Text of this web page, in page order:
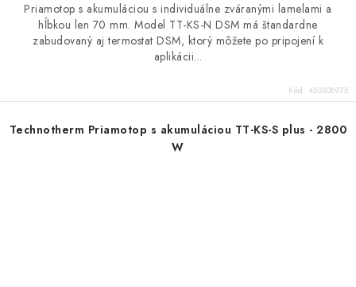
Priamotop s akumuláciou s individuálne zváranými lamelami a
hĺbkou len 70 mm. Model TT-KS-N DSM má štandardne
zabudovaný aj termostat DSM, ktorý môžete po pripojení k
aplikácii...
Kód: 450308975
Technotherm Priamotop s akumuláciou TT-KS-S plus - 2800
W